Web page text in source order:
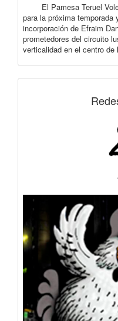
El Pamesa Teruel
para la próxima
incorporación de Efraim
prometedores del circuito
verticalidad en el centro